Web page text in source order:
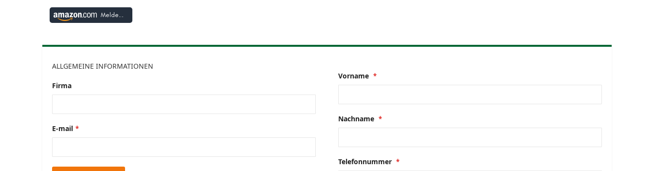
Melden Sie sich mit Amazon an
ALLGEMEINE INFORMATIONEN
Firma
E-mail
Vorname
Nachname
Telefonnummer